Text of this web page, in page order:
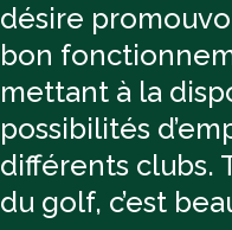
désire
bon
mettant à la
possibilités
différents clubs.
du golf, c’est